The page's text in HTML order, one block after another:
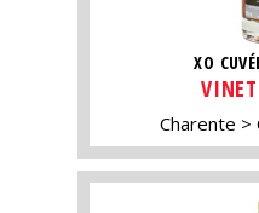
XO
VINET
Charente